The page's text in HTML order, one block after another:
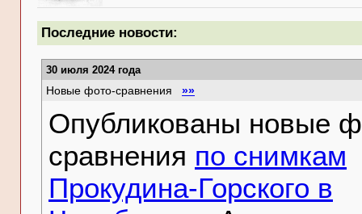
Последние новости:
30 июля 2024 года
Новые фото-сравнения »»
Опубликованы новые
сравнения по снимкам
Прокудина-Горского в